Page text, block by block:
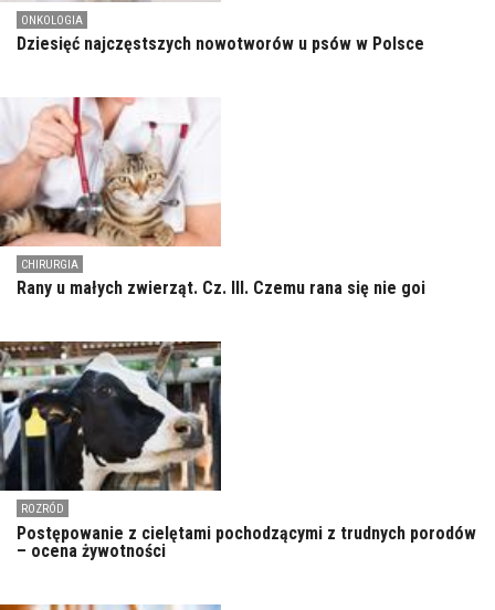
ONKOLOGIA
Dziesięć najczęstszych nowotworów u psów w Polsce
CHIRURGIA
Rany u małych zwierząt. Cz. III. Czemu rana się nie goi
ROZRÓD
Postępowanie z cielętami pochodzącymi z trudnych porodów
– ocena żywotności